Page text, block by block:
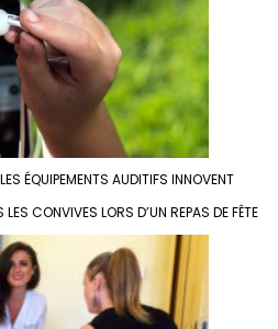
ÉQUIPEMENTS AUDITIFS INNOVENT
CONVIVES LORS D’UN REPAS DE FÊTE